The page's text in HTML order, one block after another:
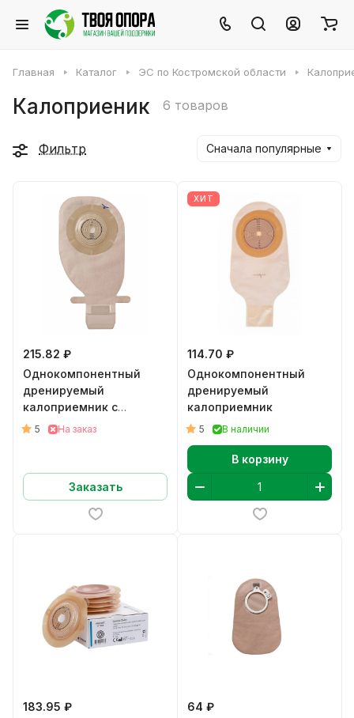
Главная Каталог ЭС по Костромской области
Калоприеник 6 товаров
Фильтр Сначала популярные
215.82 ₽
Однокомпонентный
дренируемый
калоприемник c
конвексной пластиной
5 На заказ
Заказать
ХИТ
114.70 ₽
Однокомпонентный
дренируемый
калоприемник
5 В наличии
В корзину
183.95 ₽
64 ₽